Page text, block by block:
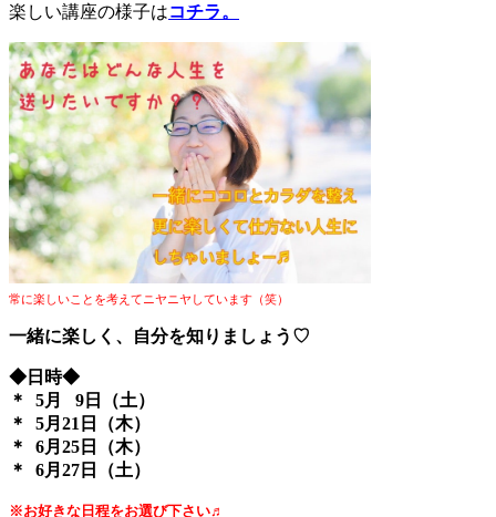
楽しい講座の様子はコチラ。
常に楽しいことを考えてニヤニヤしています（笑）
一緒に楽しく、自分を知りましょう♡
◆日時◆
＊ 5月 9日（土）
＊ 5月21日（木）
＊ 6月25日（木）
＊ 6月27日（土）
※お好きな日程をお選び下さい♬